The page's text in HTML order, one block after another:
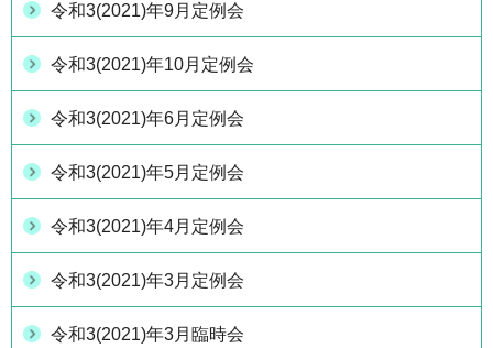
令和3(2021)年9月定例会
令和3(2021)年10月定例会
令和3(2021)年6月定例会
令和3(2021)年5月定例会
令和3(2021)年4月定例会
令和3(2021)年3月定例会
令和3(2021)年3月臨時会